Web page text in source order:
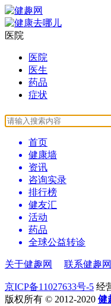
医院
医院
医生
药品
症状
首页
健康墙
资讯
咨询实录
排行榜
健友汇
活动
药品
全球公益转诊
关于健趣网 联系健趣网
京ICP备11027633号-5 经
版权所有 © 2012-2020 健